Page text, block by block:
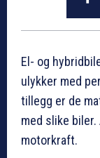
El- og
ulykker med
tillegg er de
med slike
motorkraft.